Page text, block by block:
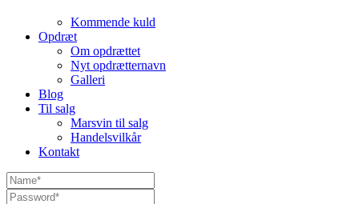
Kommende kuld
Opdræt
Om opdrættet
Nyt opdrætternavn
Galleri
Blog
Til salg
Marsvin til salg
Handelsvilkår
Kontakt